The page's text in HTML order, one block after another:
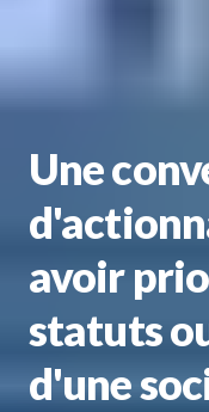
Une
avoir
statuts
d'une